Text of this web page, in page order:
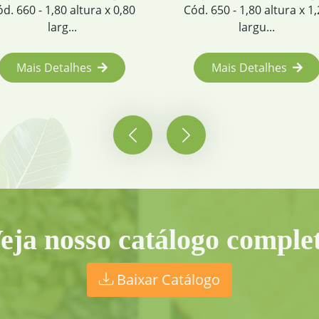
Cód. 650 - 1,80 altura x 1,20
largu...
Mais Detalhes
Cód. 652 - 1,80 altura
larg...
Mais Detalhes
nosso catálogo
Baixar Catálogo